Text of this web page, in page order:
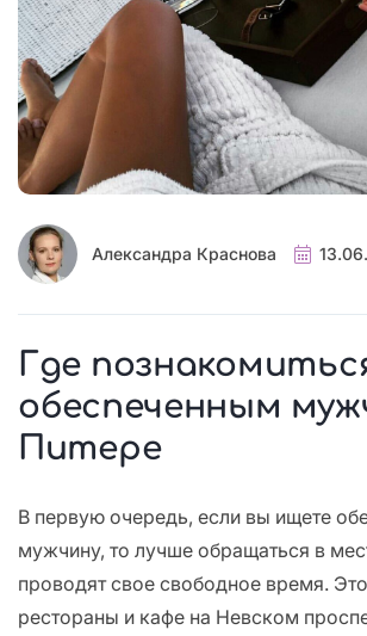
Александра Краснова
Где
обеспеченным
Питере
В первую очередь, если вы ищете
мужчину, то лучше обращаться в
проводят свое свободное время.
рестораны и кафе на Невском